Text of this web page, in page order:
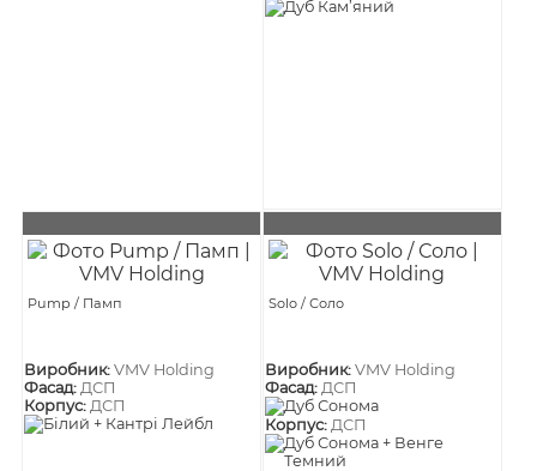
Pump / Памп
Виробник:VMV Holding
Фасад: ДСП
Корпус: ДСП
Solo / Соло
Виробник: VMV Holding
Фасад: ДСП
Корпус: ДСП